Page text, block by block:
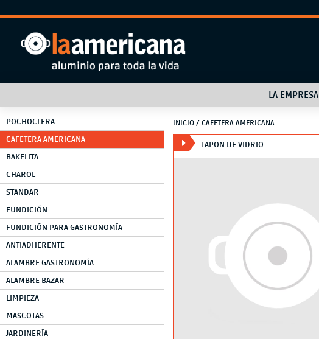
LA EMPRESA
POCHOCLERA
CAFETERA AMERICANA
BAKELITA
CHAROL
STANDAR
FUNDICIÓN
FUNDICIÓN PARA GASTRONOMÍA
ANTIADHERENTE
ALAMBRE GASTRONOMÍA
ALAMBRE BAZAR
LIMPIEZA
MASCOTAS
JARDINERÍA
INICIO/ CAFETERA AMERICANA
TAPON DE VIDRIO